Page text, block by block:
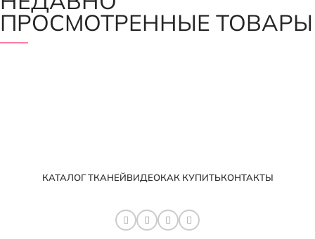
ПРОСМОТРЕННЫЕ ТОВАРЫ
КАТАЛОГ ТКАНЕЙВИДЕОКАК КУПИТЬКОНТАКТЫ